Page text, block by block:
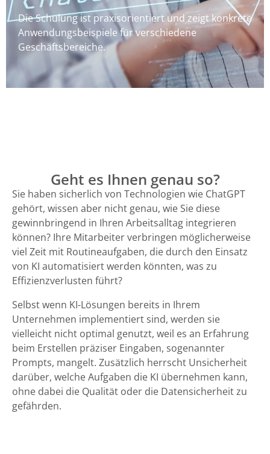
Die Schulung ist praxisorientiert und zeigt konkrete
Anwendungsbeispiele für verschiedene
Geschäftsbereiche.
Geht es Ihnen genau so?
Sie haben sicherlich von Technologien wie ChatGPT
gehört, wissen aber nicht genau, wie Sie diese
gewinnbringend in Ihren Arbeitsalltag integrieren
können? Ihre Mitarbeiter verbringen möglicherweise
viel Zeit mit Routineaufgaben, die durch den Einsatz
von KI automatisiert werden könnten, was zu
Effizienzverlusten führt?
Selbst wenn KI-Lösungen bereits in Ihrem
Unternehmen implementiert sind, werden sie
vielleicht nicht optimal genutzt, weil es an Erfahrung
beim Erstellen präziser Eingaben, sogenannter
Prompts, mangelt. Zusätzlich herrscht Unsicherheit
darüber, welche Aufgaben die KI übernehmen kann,
ohne dabei die Qualität oder die Datensicherheit zu
gefährden.